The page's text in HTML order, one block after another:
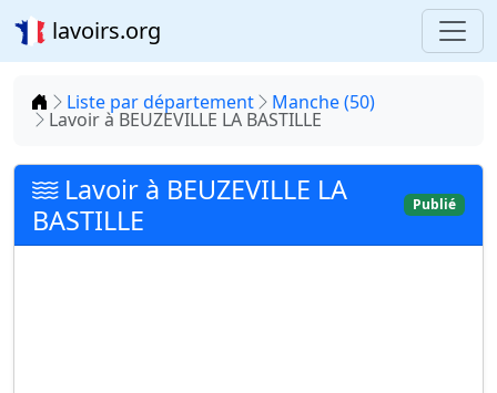
lavoirs.org
Accueil
Liste par département Manche (50)
Lavoir à BEUZEVILLE LA BASTILLE
Lavoir à BEUZEVILLE LA
BASTILLE
Publié